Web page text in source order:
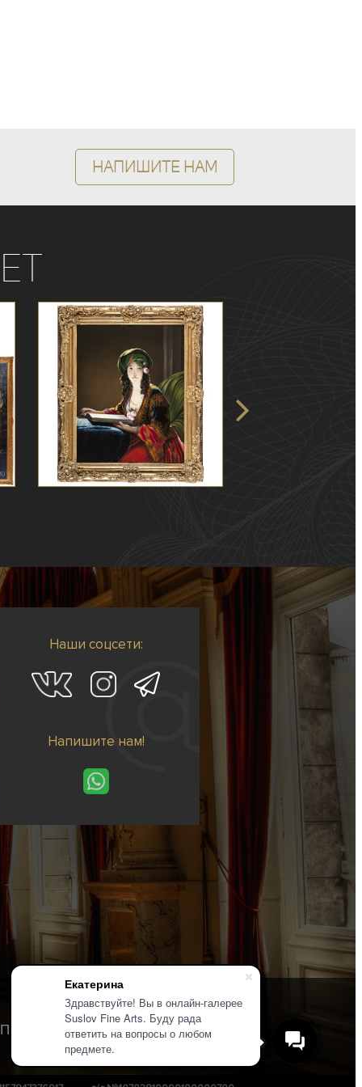
Екатерина
Здравствуйте! Вы в онлайн-галерее
Suslov Fine Arts. Буду рада
ответить на вопросы о любом
предмете.
Напишите нам
Наши соцсети:
Напишите нам!
Политика конфиденциальности